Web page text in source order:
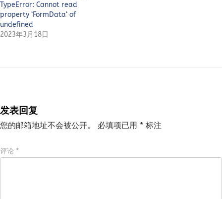
TypeError: Cannot read
property ‘FormData‘ of
undefined
2023年3月18日
发表回复
您的邮箱地址不会被公开。 必填项已用 * 标注
评论 *